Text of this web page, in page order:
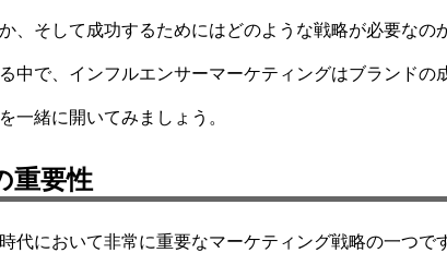
そして成功するためにはどのような戦略が必要なのか
中で、インフルエンサーマーケティングはブランドの
一緒に開いてみましょう。
重要性
代において非常に重要なマーケティング戦略の一つです